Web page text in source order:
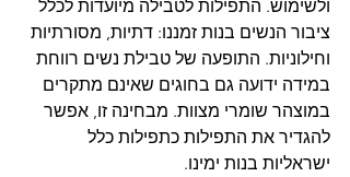
ולשימוש. התפילות לטבילה מיועדות לכלל
ציבור הנשים בנות זמננו: דתיות, מסורתיות
וחילוניות. התופעה של טבילת נשים רווחת
במידה ידועה גם בחוגים שאינם מתקרים
במוצהר שומרי מצוות. מבחינה זו, אפשר
להגדיר את התפילות כתפילות כלל
ישראליות בנות ימינו.